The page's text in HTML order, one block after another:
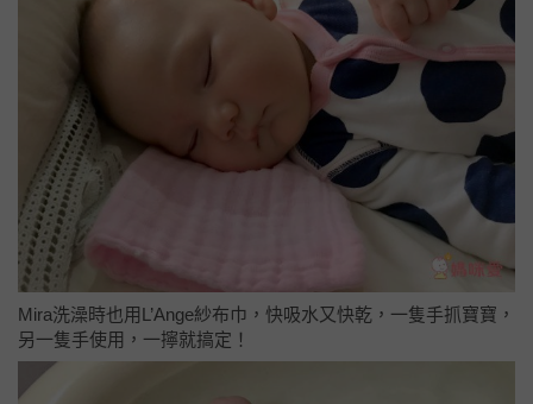
Mira洗澡時也用L’Ange紗布巾，快吸水又快乾，一隻手抓寶寶，
另一隻手使用，一擰就搞定！